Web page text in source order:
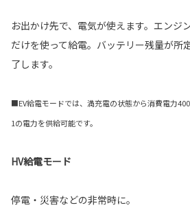
お出かけ先で、電気が使えます。エンジ
だけを使って給電。バッテリー残量が所
了します。
■EV給電モードでは、満充電の状態から消費電力
1の電力を供給可能です。
HV給電モード
停電・災害などの非常時に。